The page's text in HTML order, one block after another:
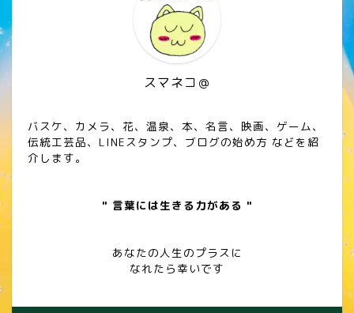
スマネコ＠
バスケ、カメラ、花、温泉、本、名言、映画、ゲーム、
伝統工芸品、LINEスタンプ、ブログの始め方 などを紹
介します。
" 言葉には生きる力がある "
あなたの人生のプラスに
なれたら幸いです